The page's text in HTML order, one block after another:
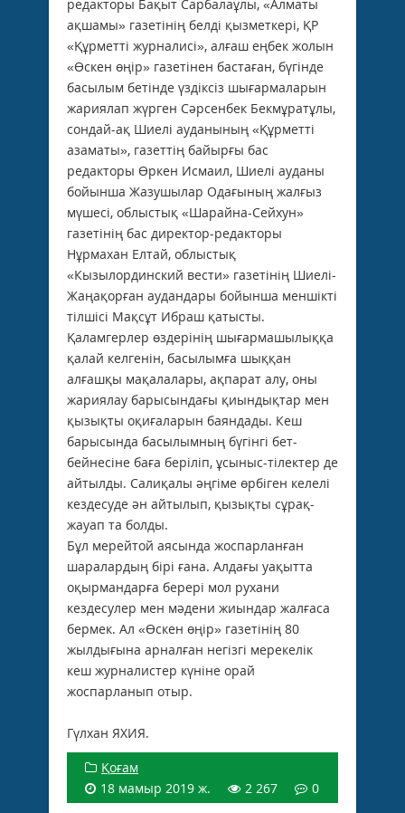
редакторы Бақыт Сарбалаұлы, «Алматы
ақшамы» газетінің белді қызметкері, ҚР
«Құрметті журналисі», алғаш еңбек жолын
«Өскен өңір» газетінен бастаған, бүгінде
басылым бетінде үздіксіз шығармаларын
жариялап жүрген Сәрсенбек Бекмұратұлы,
сондай-ақ Шиелі ауданының «Құрметті
азаматы», газеттің байырғы бас
редакторы Өркен Исмаил, Шиелі ауданы
бойынша Жазушылар Одағының жалғыз
мүшесі, облыстық «Шарайна-Сейхун»
газетінің бас директор-редакторы
Нұрмахан Елтай, облыстық
«Кызылординский вести» газетінің Шиелі-
Жаңақорған аудандары бойынша меншікті
тілшісі Мақсұт Ибраш қатысты.
Қаламгерлер өздерінің шығармашылыққа
қалай келгенін, басылымға шыққан
алғашқы мақалалары, ақпарат алу, оны
жариялау барысындағы қиындықтар мен
қызықты оқиғаларын баяндады. Кеш
барысында басылымның бүгінгі бет-
бейнесіне баға беріліп, ұсыныс-тілектер де
айтылды. Салиқалы әңгіме өрбіген келелі
кездесуде ән айтылып, қызықты сұрақ-
жауап та болды.
Бұл мерейтой аясында жоспарланған
шаралардың бірі ғана. Алдағы уақытта
оқырмандарға берері мол рухани
кездесулер мен мәдени жиындар жалғаса
бермек. Ал «Өскен өңір» газетінің 80
жылдығына арналған негізгі мерекелік
кеш журналистер күніне орай
жоспарланып отыр.
Гүлхан ЯХИЯ.
Қоғам
18 мамыр 2019 ж.
2 267 0